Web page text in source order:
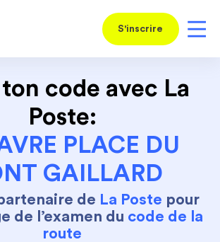
S'inscrire
ton code avec La
Poste:
PLACE DU
GAILLARD
de La Poste pour
de l’examen du code de la
route